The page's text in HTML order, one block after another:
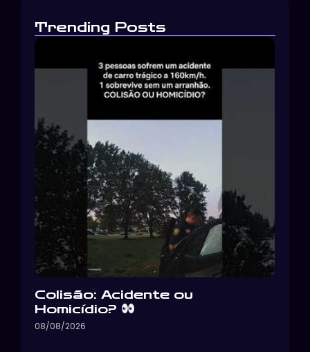
Trending Posts
Colisão: Acidente ou
Homicídio?
08/08/2026